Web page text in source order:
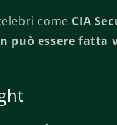
come CIA
può essere fatta